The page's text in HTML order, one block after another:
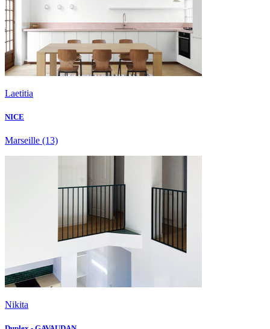
Laetitia
NICE
Marseille (13)
Nikita